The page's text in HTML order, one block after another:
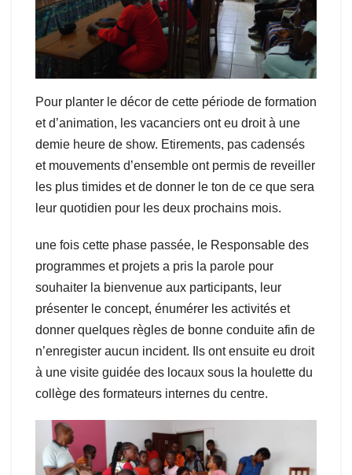
Pour planter le décor de cette période de formation
et d’animation, les vacanciers ont eu droit à une
demie heure de show. Etirements, pas cadensés
et mouvements d’ensemble ont permis de reveiller
les plus timides et de donner le ton de ce que sera
leur quotidien pour les deux prochains mois.
une fois cette phase passée, le Responsable des
programmes et projets a pris la parole pour
souhaiter la bienvenue aux participants, leur
présenter le concept, énumérer les activités et
donner quelques règles de bonne conduite afin de
n’enregister aucun incident. Ils ont ensuite eu droit
à une visite guidée des locaux sous la houlette du
collège des formateurs internes du centre.